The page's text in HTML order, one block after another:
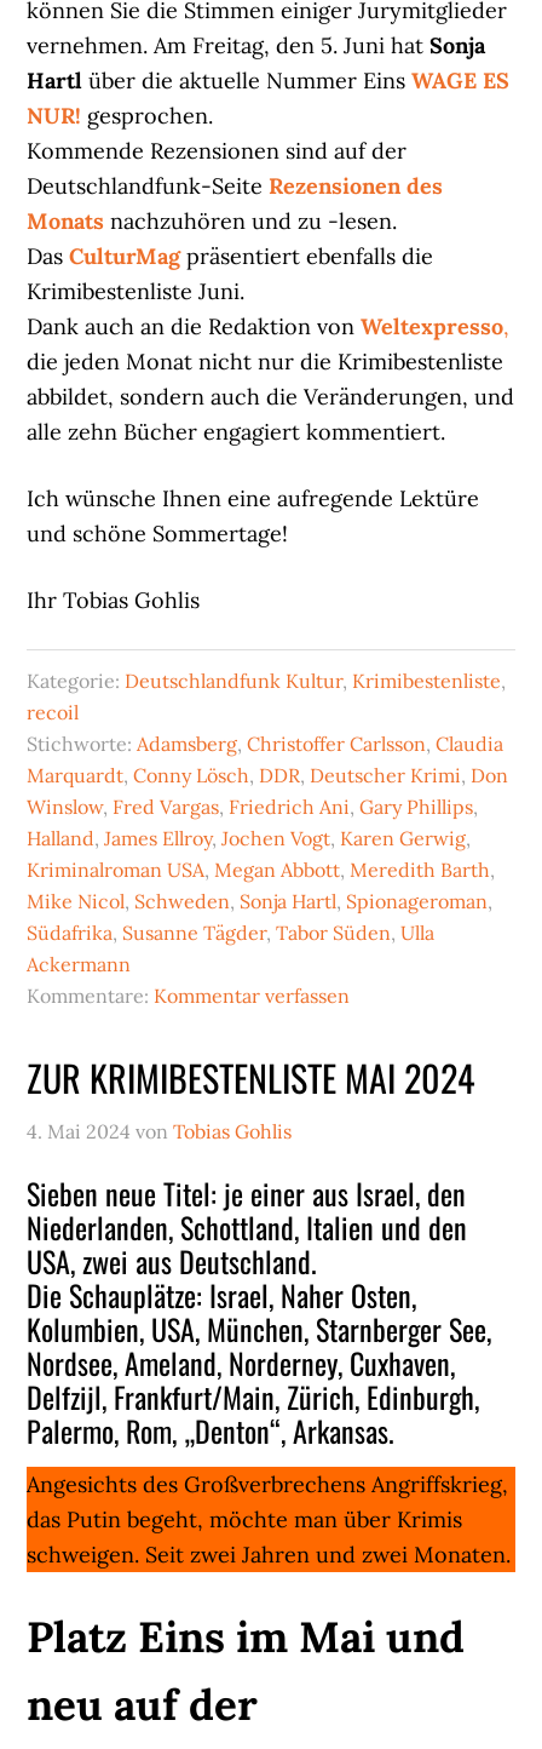
können Sie die Stimmen einiger Jurymitglieder
vernehmen. Am Freitag, den 5. Juni hatSonja
Hartl über die aktuelle Nummer EinsWAGE ES
NUR! gesprochen.
Kommende Rezensionen sind auf der
Deutschlandfunk-Seite Rezensionen des
Monats nachzuhören und zu -lesen.
DasCulturMagpräsentiert ebenfalls die
Krimibestenliste Juni.
Dank auch an die Redaktion vonWeltexpresso,
die jeden Monat nicht nur die Krimibestenliste
abbildet, sondern auch die Veränderungen, und
alle zehn Bücher engagiert kommentiert.
Ich wünsche Ihnen eine aufregende Lektüre
und schöne Sommertage!
Ihr Tobias Gohlis
Kategorie: Deutschlandfunk Kultur, Krimibestenliste,
recoil
Stichworte: Adamsberg,Christoffer Carlsson,Claudia
Marquardt,Conny Lösch, DDR, Deutscher Krimi, Don
Winslow, Fred Vargas, Friedrich Ani,Gary Phillips,
Halland,James Ellroy,Jochen Vogt, Karen Gerwig,
Kriminalroman USA, Megan Abbott, Meredith Barth,
Mike Nicol, Schweden, Sonja Hartl, Spionageroman,
Südafrika, Susanne Tägder,Tabor Süden,Ulla
Ackermann
Kommentare: Kommentar verfassen
ZUR KRIMIBESTENLISTE MAI 2024
4. Mai 2024 vonTobias Gohlis
Sieben neue Titel: je einer aus Israel, den
Niederlanden, Schottland, Italien und den
USA, zwei aus Deutschland.
Die Schauplätze: Israel, Naher Osten,
Kolumbien, USA, München, Starnberger See,
Nordsee, Ameland, Norderney, Cuxhaven,
Delfzijl, Frankfurt/Main, Zürich, Edinburgh,
Palermo, Rom, „Denton“, Arkansas.
Angesichts des Großverbrechens Angriffskrieg,
das Putin begeht, möchte man über Krimis
schweigen. Seit zwei Jahren und zwei Monaten.
Platz Eins im Mai und
neu auf der